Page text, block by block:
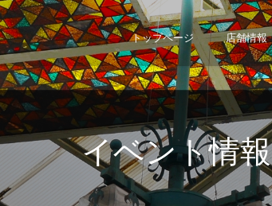
トップページ 店舗情報
イベント情報